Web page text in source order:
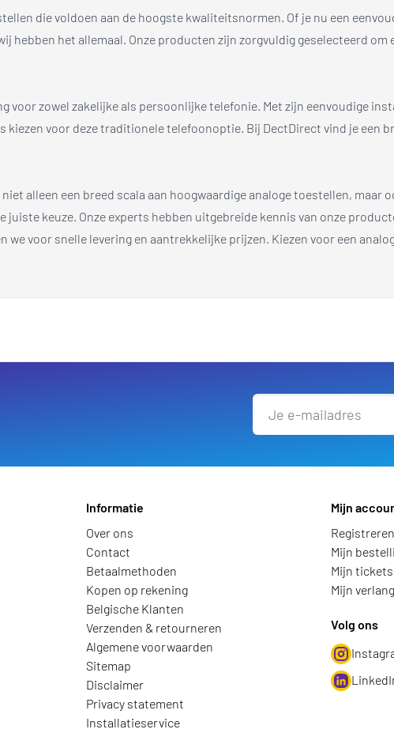
die voldoen aan de hoogste kwaliteitsnormen. Of je nu een
hebben het allemaal. Onze producten zijn zorgvuldig geselecteerd
zowel zakelijke als persoonlijke telefonie. Met zijn eenvoudige
voor deze traditionele telefoonoptie. Bij DectDirect vind je een
alleen een breed scala aan hoogwaardige analoge toestellen, maar
keuze. Onze experts hebben uitgebreide kennis van onze
voor snelle levering en aantrekkelijke prijzen. Kiezen voor een
Informatie
Over ons
Contact
Betaalmethoden
Kopen op rekening
Belgische Klanten
Verzenden & retourneren
Algemene voorwaarden
Sitemap
Disclaimer
Privacy statement
Installatieservice
Mijn
Registreren
Mijn
Mijn tickets
Mijn
Volg ons